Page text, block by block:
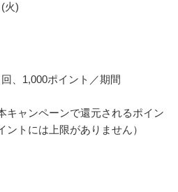
火)
、1,000ポイント／期間
ャンペーンで還元されるポイン
ントには上限がありません）